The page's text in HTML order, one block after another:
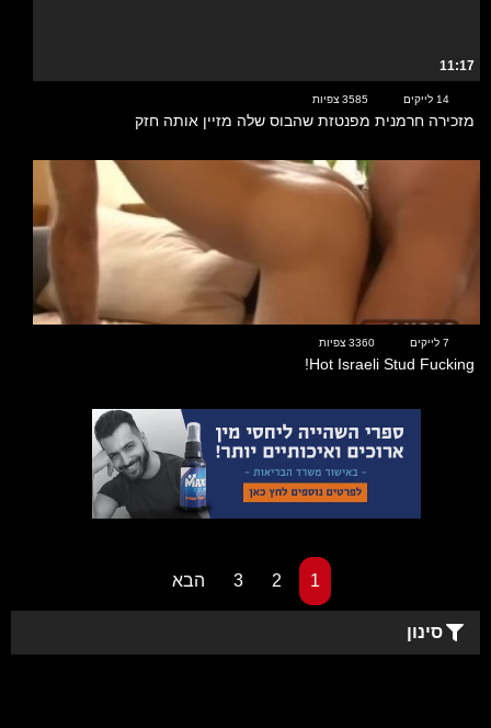
11:17
14 לייקים 3585 צפיות
מזכירה חרמנית מפנטזת שהבוס שלה מזיין אותה חזק
7 לייקים 3360 צפיות
Hot Israeli Stud Fucking!
1
2
3 הבא
סינון